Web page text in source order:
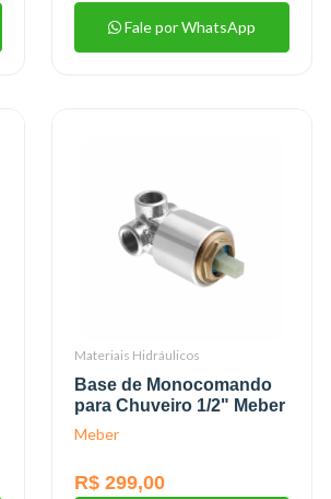
Fale por WhatsApp
Materiais Hidráulicos
Base de Monocomando
para Chuveiro 1/2" Meber
Meber
R$ 299,00